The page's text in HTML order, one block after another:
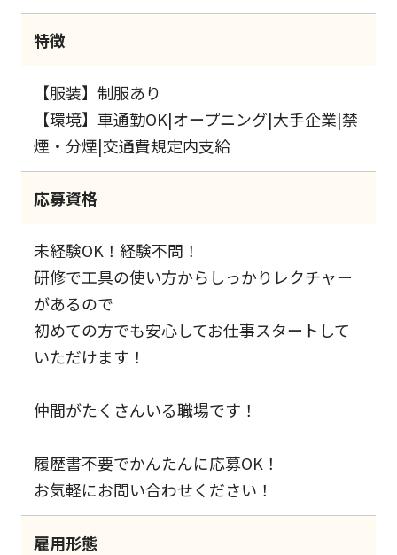
特徴
【服装】制服あり
【環境】車通勤OK|オープニング|大手企業|禁
煙・分煙|交通費規定内支給
応募資格
未経験OK！経験不問！
研修で工具の使い方からしっかりレクチャー
があるので
初めての方でも安心してお仕事スタートして
いただけます！
仲間がたくさんいる職場です！
履歴書不要でかんたんに応募OK！
お気軽にお問い合わせください！
雇用形態